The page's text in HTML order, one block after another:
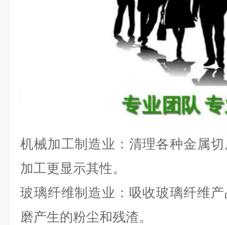
机械加工制造业：清理各种金属
加工更显示其性。
玻璃纤维制造业：吸收玻璃纤维
磨产生的粉尘和残渣。